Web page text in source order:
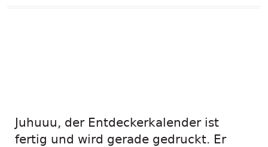
Juhuuu, der Entdeckerkalender ist
fertig und wird gerade gedruckt. Er